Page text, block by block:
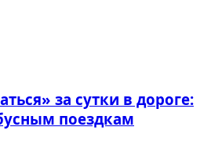
за сутки в дороге:
поездкам